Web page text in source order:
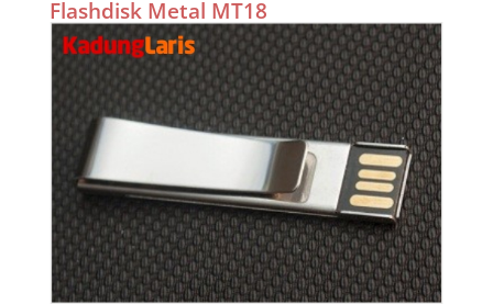
Flashdisk Metal MT18